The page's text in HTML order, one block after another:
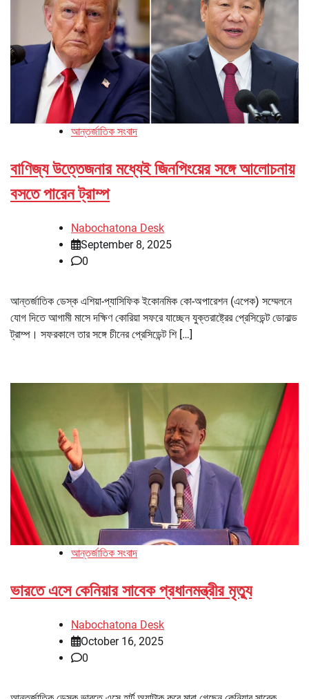
আন্তর্জাতিক সংবাদ
বাণিজ্য উত্তেজনার মধ্যেই জিনপিংয়ের সঙ্গে আলোচনায়
বসতে পারেন ট্রাম্প
Nabochatona Desk
September 8, 2025
0
আন্তর্জাতিক ডেস্ক এশিয়া-প্যাসিফিক ইকোনমিক কো-অপারেশন (এপেক) সম্মেলনে
যোগ দিতে আগামী মাসে দক্ষিণ কোরিয়া সফরে যাচ্ছেন যুক্তরাষ্ট্রের প্রেসিডেন্ট ডোনাল্ড
ট্রাম্প। সফরকালে তার সঙ্গে চীনের প্রেসিডেন্ট শি […]
আন্তর্জাতিক সংবাদ
ভারতে এসে কেনিয়ার সাবেক প্রধানমন্ত্রীর মৃত্যু
Nabochatona Desk
October 16, 2025
0